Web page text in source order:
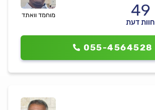
מוחמד וואתד 49
חוות דעת
055-4564528